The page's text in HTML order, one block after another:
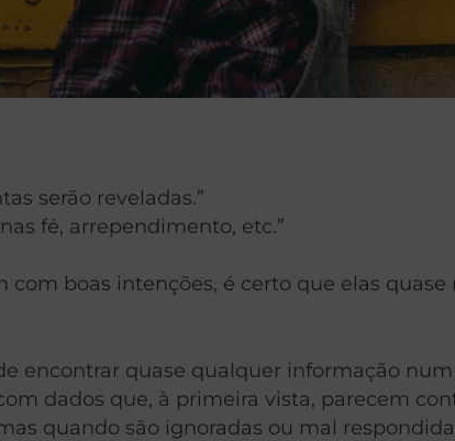
serão reveladas.”
fé, arrependimento, etc.”
com boas intenções, é certo que elas
encontrar quase qualquer informação
dados que, à primeira vista, parecem
quando são ignoradas ou mal